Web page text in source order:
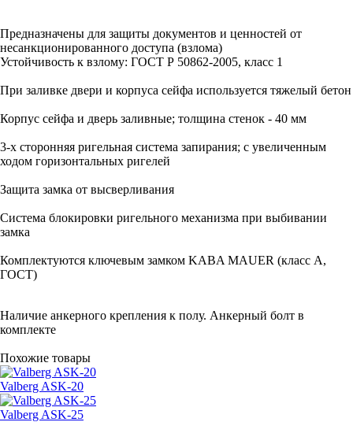
Предназначены для защиты документов и ценностей от
несанкционированного доступа (взлома)
Устойчивость к взлому: ГОСТ Р 50862-2005, класс 1
При заливке двери и корпуса сейфа используется тяжелый бетон
Корпус сейфа и дверь заливные; толщина стенок - 40 мм
3-х сторонняя ригельная система запирания; с увеличенным
ходом горизонтальных ригелей
Защита замка от высверливания
Система блокировки ригельного механизма при выбивании
замка
Комплектуются ключевым замком KABA MAUER (класс А,
ГОСТ)
Наличие анкерного крепления к полу. Анкерный болт в
комплекте
Похожие товары
Valberg ASK-20
Valberg ASK-25